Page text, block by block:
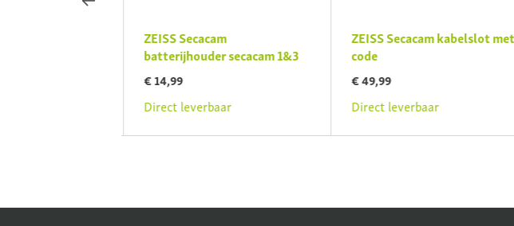
ZEISS Secacam
batterijhouder secacam 1&3
€ 14,99
Direct leverbaar
ZEISS Secacam kabelslot met
code
€ 49,99
Direct leverbaar